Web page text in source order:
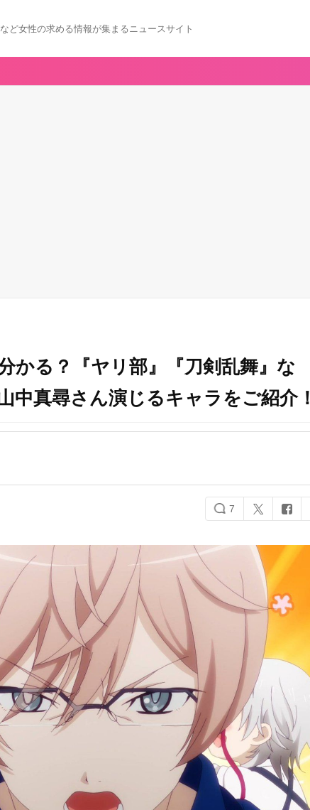
ど女性の求める情報が集まるニュースサイト
かる？『ヤリ部』『刀剣乱舞』な
中真尋さん演じるキャラをご紹介！
7